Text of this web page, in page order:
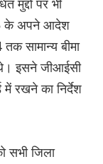
मुद्दों पर भी
के अपने आदेश
सामान्य बीमा
इसने जीआईसी
रखने का निर्देश
सभी जिला